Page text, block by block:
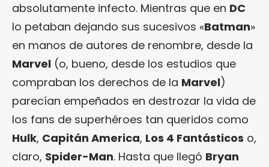
absolutamente infecto. Mientras que en DC
lo petaban dejando sus sucesivos «Batman»
en manos de autores de renombre, desde la
Marvel (o, bueno, desde los estudios que
compraban los derechos de la Marvel)
parecían empeñados en destrozar la vida de
los fans de superhéroes tan queridos como
Hulk, Capitán America, Los 4 Fantásticos o,
claro, Spider-Man. Hasta que llegó Bryan